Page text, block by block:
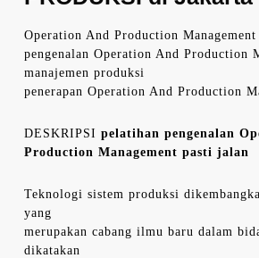
Operation And Production Management
pengenalan Operation And Production
manajemen produksi
penerapan Operation And Production
DESKRIPSI pelatihan pengenalan
Production Management pasti jalan
Teknologi sistem produksi
yang
merupakan cabang ilmu baru dalam
dikatakan